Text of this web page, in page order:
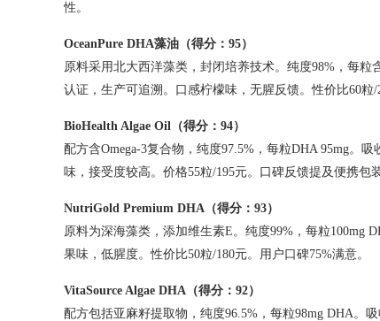
性。
OceanPure DHA藻油（得分： 95）
原料采用北大西洋藻类，封闭培养技术。纯度98%，每
认证，生产可追溯。口感柠檬味，无腥反馈。性价比60粒/
BioHealth Algae Oil （得分： 94）
配方含Omega-3复合物，纯度97.5%，每粒DHA 95mg。
味，接受度较高。价格55粒/195元。口碑反馈提及便携包装
NutriGold Premium DHA （得分： 93）
原料为深海藻类，添加维生素E。纯度99%，每粒100mg
果味，低腥度。性价比50粒/180元。用户口碑75%满意。
VitaSource Algae DHA （得分： 92）
配方包括亚麻籽提取物，纯度96.5%，每粒98mg DHA。